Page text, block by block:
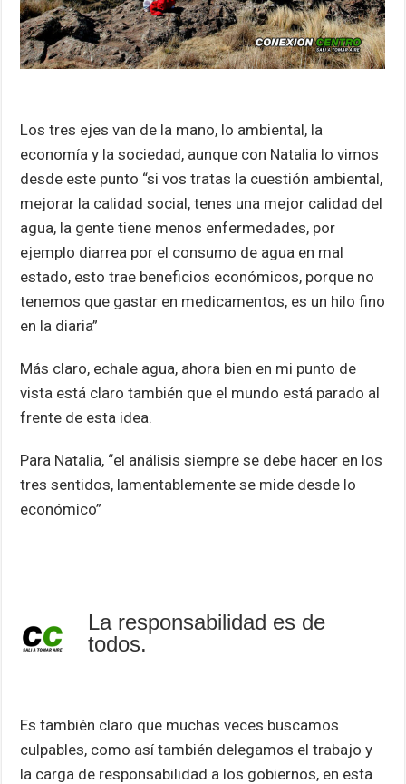
Los tres ejes van de la mano, lo ambiental, la
economía y la sociedad, aunque con Natalia lo vimos
desde este punto “si vos tratas la cuestión ambiental,
mejorar la calidad social, tenes una mejor calidad del
agua, la gente tiene menos enfermedades, por
ejemplo diarrea por el consumo de agua en mal
estado, esto trae beneficios económicos, porque no
tenemos que gastar en medicamentos, es un hilo fino
en la diaria”
Más claro, echale agua, ahora bien en mi punto de
vista está claro también que el mundo está parado al
frente de esta idea.
Para Natalia, “el análisis siempre se debe hacer en los
tres sentidos, lamentablemente se mide desde lo
económico”
La responsabilidad es de
todos.
Es también claro que muchas veces buscamos
culpables, como así también delegamos el trabajo y
la carga de responsabilidad a los gobiernos, en esta